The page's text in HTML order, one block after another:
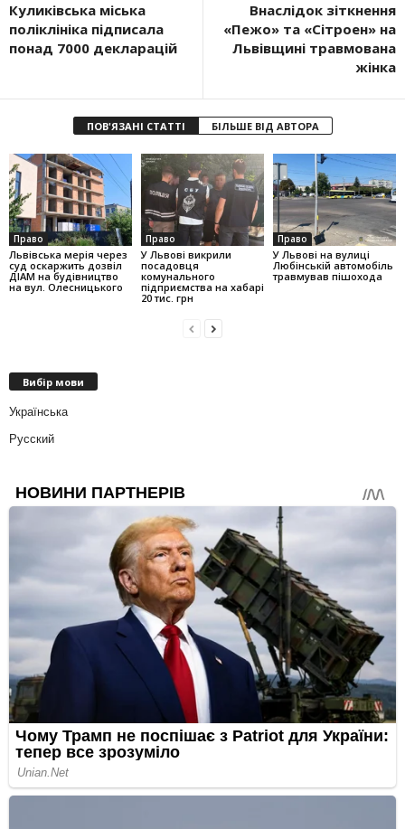
Куликівська міська
поліклініка підписала
понад 7000 декларацій
Внаслідок зіткнення
«Пежо» та «Сітроен» на
Львівщині травмована
жінка
ПОВ'ЯЗАНІ СТАТТІ БІЛЬШЕ ВІД АВТОРА
Право
Львівська мерія через
суд оскаржить дозвіл
ДІАМ на будівництво
на вул. Олесницького
Право
У Львові викрили
посадовця
комунального
підприємства на хабарі
20 тис. грн
Право
У Львові на вулиці
Любінській автомобіль
травмував пішохода
Вибір мови
Українська
Русский